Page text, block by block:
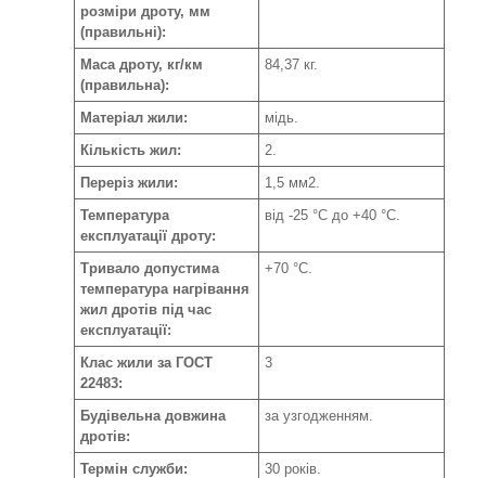
розміри дроту, мм
(правильні):
Маса дроту, кг/км
(правильна):
84,37 кг.
Матеріал жили:
мідь.
Кількість жил:
2.
Переріз жили:
1,5 мм2.
Температура
експлуатації дроту:
від -25 °C до +40 °C.
Тривало допустима
температура нагрівання
жил дротів під час
експлуатації:
+70 °С.
Клас жили за ГОСТ
22483:
3
Будівельна довжина
дротів:
за узгодженням.
Термін служби:
30 років.